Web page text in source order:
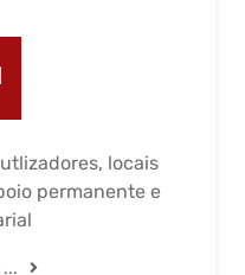
locais
permanente e
...